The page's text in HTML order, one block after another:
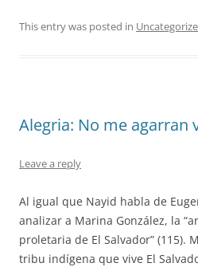
This entry was posted in
Alegria: No me agarran
Leave a reply
Al igual que Nayid habla de
analizar a Marina González, la
proletaria de El Salvador” (115).
tribu indígena que vive El